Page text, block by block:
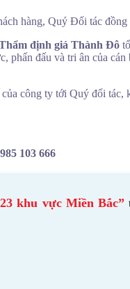
hàng, Quý Đối tác
định giá Thành Đô
đấu và tri ân của
công ty tới Quý đối
103 666
khu vực Miền Bắc”